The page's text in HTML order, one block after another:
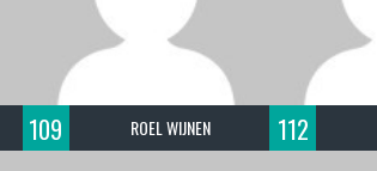
109 ROEL WIJNEN 112